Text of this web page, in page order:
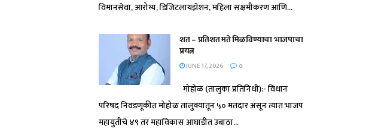
विमानसेवा, आरोग्य, डिजिटलायझेशन, महिला सक्षमीकरण आणि...
शत – प्रतिशत मते मिळविण्याचा भाजपाचा
प्रयत्न
JUNE 17, 2026 0
मोहोळ (तालुका प्रतिनिधी):- विधान
परिषद निवडणूकीत मोहोळ तालुक्यातून ५० मतदार असून त्यात भाजप
महायुतीचे ४९ तर महाविकास आघाडीत उबाठा...